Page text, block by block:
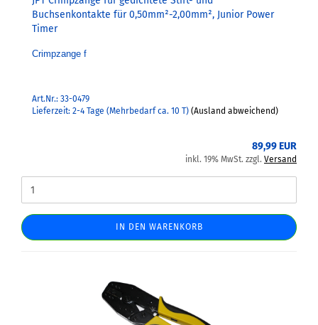
Buchsenkontakte für 0,50mm²-2,00mm², Junior Power
Timer
Crimpzange f
Art.Nr.: 33-0479
Lieferzeit: 2-4 Tage (Mehrbedarf ca. 10 T) (Ausland abweichend)
89,99 EUR
inkl. 19% MwSt. zzgl. Versand
IN DEN WARENKORB